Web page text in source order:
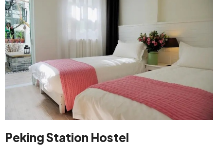
Peking Station Hostel